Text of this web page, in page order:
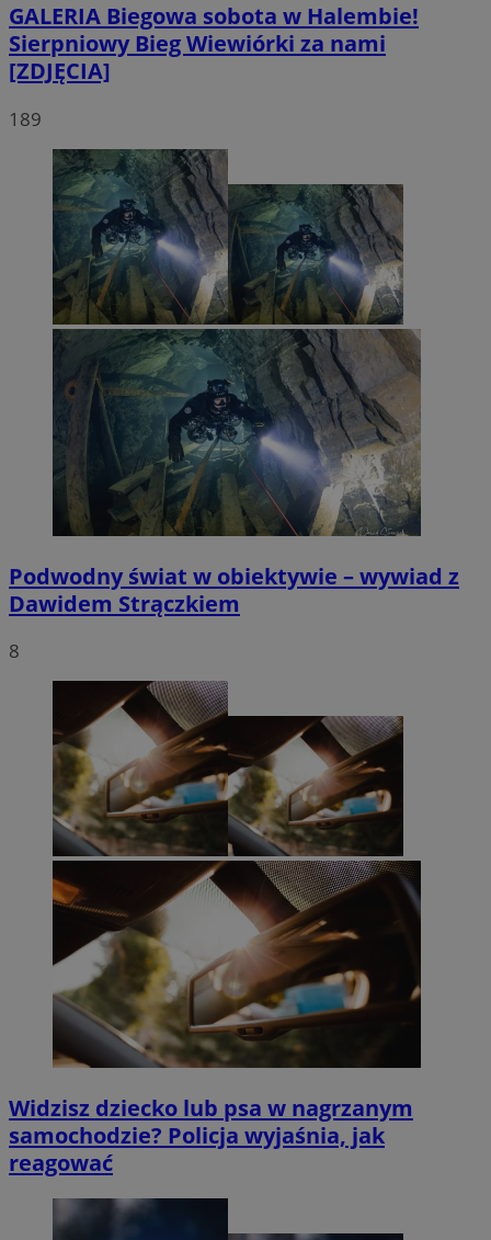
GALERIA Biegowa sobota w Halembie!
Sierpniowy Bieg Wiewiórki za nami
[ZDJĘCIA]
189
Podwodny świat w obiektywie – wywiad z
Dawidem Strączkiem
8
Widzisz dziecko lub psa w nagrzanym
samochodzie? Policja wyjaśnia, jak
reagować